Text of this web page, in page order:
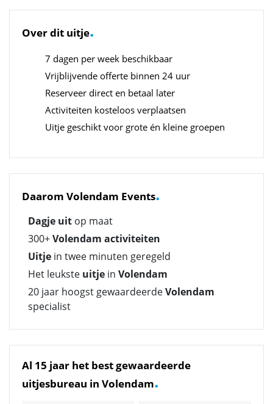
Over dit uitje.
7 dagen per week beschikbaar
Vrijblijvende offerte binnen 24 uur
Reserveer direct en betaal later
Activiteiten kosteloos verplaatsen
Uitje geschikt voor grote én kleine groepen
Daarom Volendam Events.
Dagje uit op maat
300+Volendam activiteiten
Uitje in twee minuten geregeld
Het leukste uitje in Volendam
20 jaar hoogst gewaardeerdeVolendam
specialist
Al 15 jaar het best gewaardeerde
uitjesbureau in Volendam.